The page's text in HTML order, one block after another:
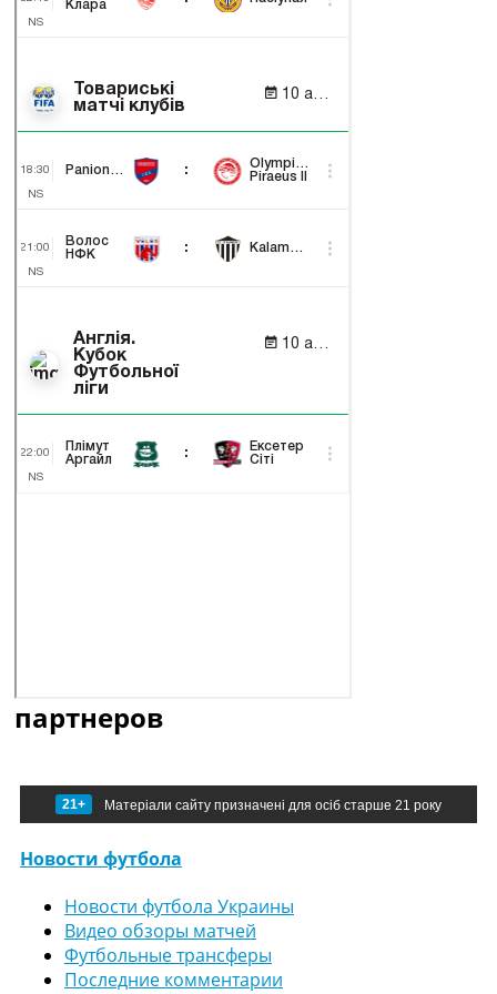
партнеров
21+ Матеріали сайту призначені для осіб старше 21 року
Новости футбола
Новости футбола Украины
Видео обзоры матчей
Футбольные трансферы
Последние комментарии